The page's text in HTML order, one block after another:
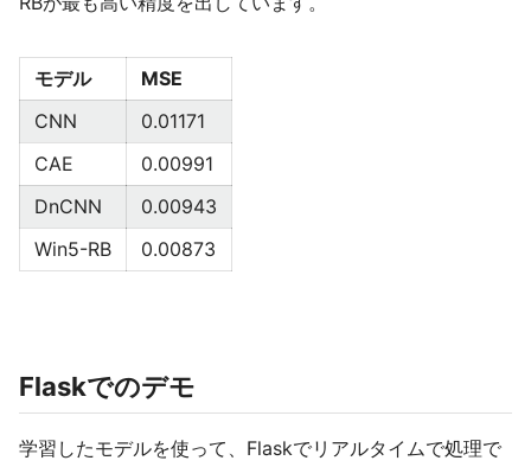
モデル
MSE
CNN
0.01171
CAE
0.00991
DnCNN
0.00943
Win5-RB
0.00873
Flaskでのデモ
学習したモデルを使って、Flaskでリアルタイムで処理で